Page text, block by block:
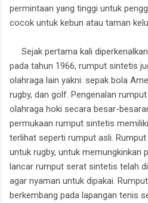
permintaan yang tinggi untuk
cocok untuk kebun atau taman
Sejak pertama kali
pada tahun 1966, rumput sintetis
olahraga lain yakni: sepak bola
rugby, dan golf. Pengenalan
olahraga hoki secara besar-
permukaan rumput sintetis
terlihat seperti rumput asli.
untuk rugby, untuk memungkinkan
lancar rumput serat sintetis telah
agar nyaman untuk dipakai.
berkembang pada lapangan tenis